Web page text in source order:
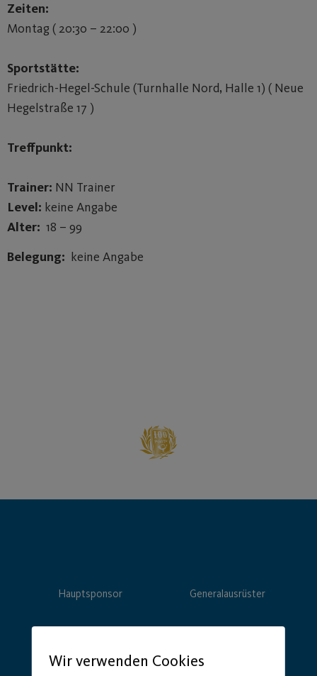
Zeiten:
Montag ( 20:30 – 22:00 )
Sportstätte:
Friedrich-Hegel-Schule (Turnhalle Nord, Halle 1) ( Neue
Hegelstraße 17 )
Treffpunkt:
Trainer: NN Trainer
Level: keine Angabe
Alter: 18 – 99
Belegung: keine Angabe
Hauptsponsor Generalausrüster
Wir verwenden Cookies